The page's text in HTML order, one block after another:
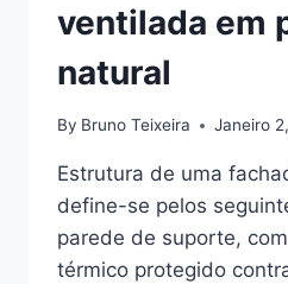
ventilada em
natural
By Bruno Teixeira Janeiro
Estrutura de uma
define-se pelos
parede de suporte,
térmico protegido